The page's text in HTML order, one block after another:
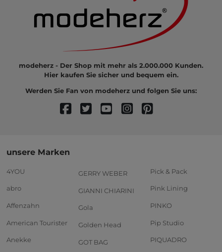
modeherz - Der Shop mit mehr als 2.000.000 Kunden.
Hier kaufen Sie sicher und bequem ein.
Werden Sie Fan von modeherz und folgen Sie uns:
unsere Marken
4YOU
abro
Affenzahn
American Tourister
Anekke
GERRY WEBER
GIANNI CHIARINI
Gola
Golden Head
GOT BAG
Pick & Pack
Pink Lining
PINKO
Pip Studio
PIQUADRO